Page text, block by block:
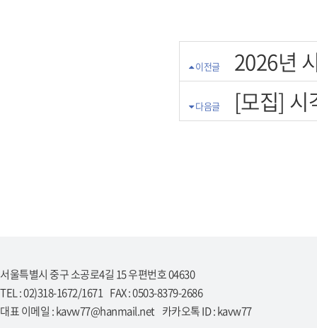
이전글 2026년
다음글 [모집] 시
서울특별시 중구 소공로4길 15 우편번호 04630
TEL : 02)318-1672/1671 FAX : 0503-8379-2686
대표 이메일 : kavw77@hanmail.net 카카오톡 ID : kavw77